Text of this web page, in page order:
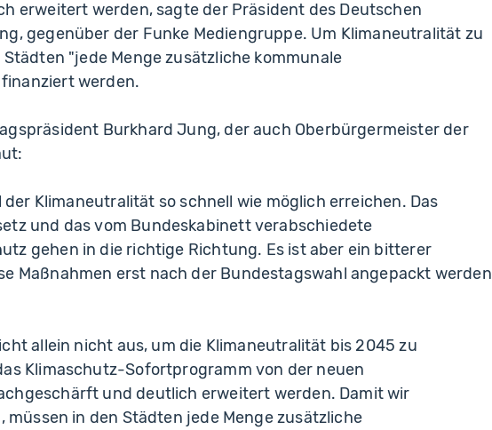
erweitert werden, sagte der Präsident des Deutschen
gegenüber der Funke Mediengruppe. Um Klimaneutralität zu
"jede Menge zusätzliche kommunale
werden.
Burkhard Jung, der auch Oberbürgermeister der
der Klimaneutralität so schnell wie möglich erreichen. Das
und das vom Bundeskabinett verabschiedete
gehen in die richtige Richtung. Es ist aber ein bitterer
Maßnahmen erst nach der Bundestagswahl angepackt werden
allein nicht aus, um die Klimaneutralität bis 2045 zu
Klimaschutz-Sofortprogramm von der neuen
und deutlich erweitert werden. Damit wir
in den Städten jede Menge zusätzliche